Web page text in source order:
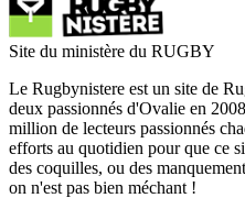
Site du ministère du RUGBY
Le Rugbynistere est un site de
deux passionnés d'Ovalie en
million de lecteurs passionnés
efforts au quotidien pour que ce
des coquilles, ou des
on n'est pas bien méchant !